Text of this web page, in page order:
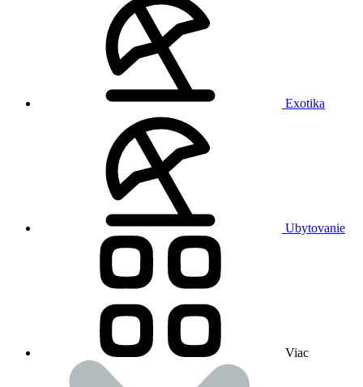
Exotika
Ubytovanie
Viac